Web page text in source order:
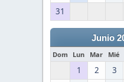
31
Junio
Dom Lun Mar Mié
1 2 3